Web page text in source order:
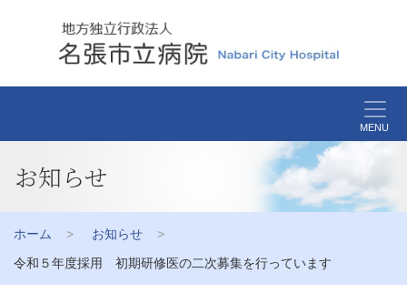
MENU
お知らせ
ホーム
お知らせ
令和５年度採用 初期研修医の二次募集を行っています